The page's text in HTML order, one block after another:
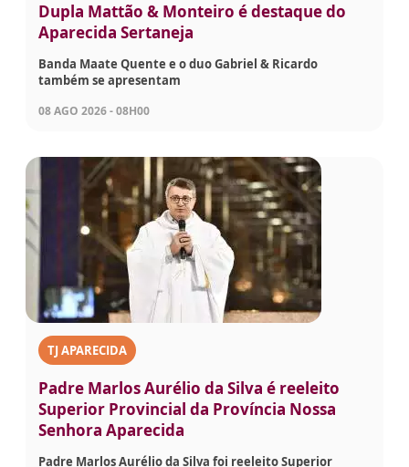
Dupla Mattão & Monteiro é destaque do
Aparecida Sertaneja
Banda Maate Quente e o duo Gabriel & Ricardo
também se apresentam
08 AGO 2026 - 08H00
TJ APARECIDA
Padre Marlos Aurélio da Silva é reeleito
Superior Provincial da Província Nossa
Senhora Aparecida
Padre Marlos Aurélio da Silva foi reeleito Superior